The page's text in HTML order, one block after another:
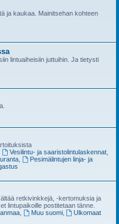
ja kaukaa. Mainitsehan kohteen
lintuaiheisiin juttuihin. Ja tietysti
Vesilintu- ja saaristolintulaskennat,
,
Pesimälintujen linja- ja
retkivinkkejä, -kertomuksia ja
lintupaikoille postitetaan tänne.
, Muu suomi,
Ulkomaat